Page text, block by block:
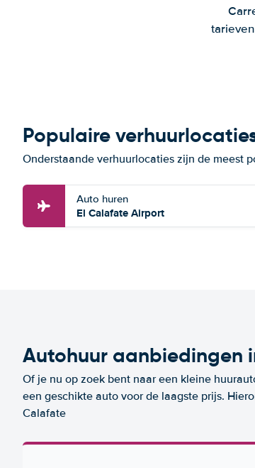
Populaire
Onderstaande verhuurlocaties zijn de meest
Auto huren
El Calafate Airport
Autohuur aanbiedingen
Of je nu op zoek bent naar een kleine
een geschikte auto voor de laagste prijs.
Calafate